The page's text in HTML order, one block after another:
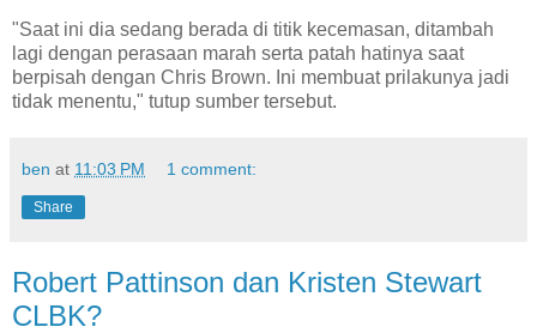
"Saat ini dia sedang berada di titik kecemasan, ditambah
lagi dengan perasaan marah serta patah hatinya saat
berpisah dengan Chris Brown. Ini membuat prilakunya jadi
tidak menentu," tutup sumber tersebut.
ben at 11:03 PM 1 comment:
Share
Robert Pattinson dan Kristen Stewart
CLBK?